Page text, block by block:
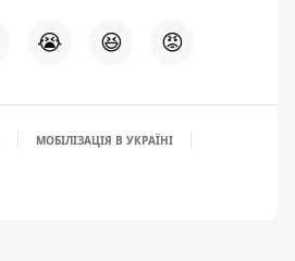
😭 😆 😡
МОБІЛІЗАЦІЯ В УКРАЇНІ